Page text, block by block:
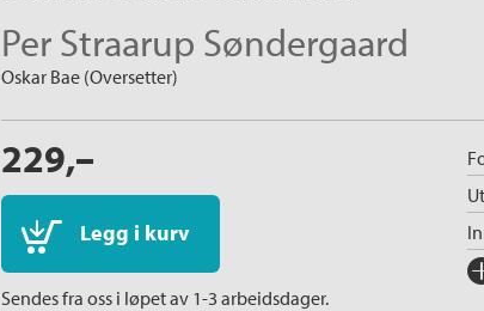
Per Straarup Søndergaard
Oskar Bae (Oversetter)
229,–
Legg i kurv
Sendes fra oss i løpet av 1-3 arbeidsdager.